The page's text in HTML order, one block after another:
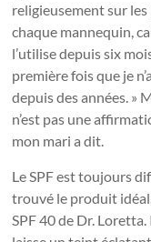
religieusement sur
chaque mannequin,
l’utilise depuis six
première fois que je
depuis des années. »
n’est pas une
mon mari a dit.
Le SPF est toujours
trouvé le produit
SPF 40 de Dr.